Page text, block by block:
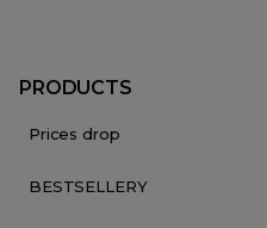
PRODUCTS
Prices drop
BESTSELLERY